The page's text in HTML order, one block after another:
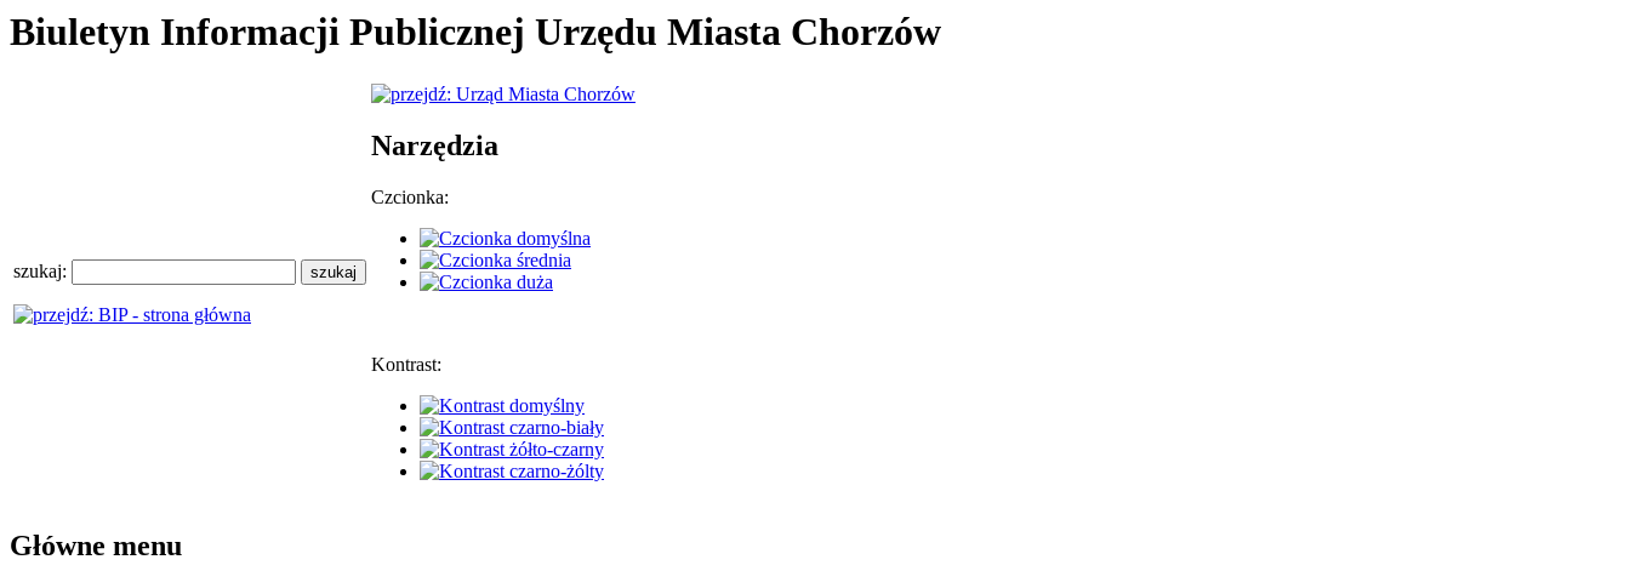
Biuletyn Informacji Publicznej Urzędu Miasta Chorzów
szukaj:
Narzędzia
Czcionka:
Kontrast:
Główne menu